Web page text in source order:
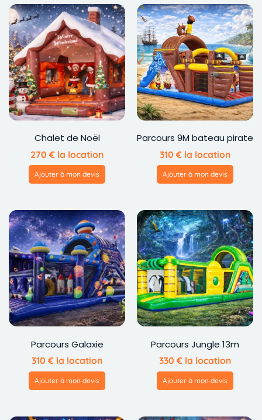
Chalet de Noël
270 € la location
Ajouter à mon devis
Parcours 9M bateau pirate
310 € la location
Ajouter à mon devis
Parcours Galaxie
310 € la location
Ajouter à mon devis
Parcours Jungle 13m
330 € la location
Ajouter à mon devis